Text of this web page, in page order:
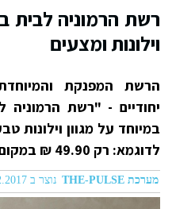
רשת הרמוניה לבית
וילונות ומצעים
הרשת המפנקת
יחודיים - "רשת
במיוחד על מגוון וילונות
לדוגמא: רק 49.90 ₪ במקום 149.90 ₪
מערכת THE-PULSE נוצר ב 05.02.2017 02:02